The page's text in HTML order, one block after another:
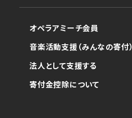
オペラアミーチ会員
音楽活動支援（みんなの寄付）
法人として支援する
寄付金控除について